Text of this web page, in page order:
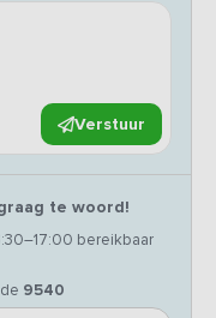
Verstuur
te woord!
bereikbaar
9540